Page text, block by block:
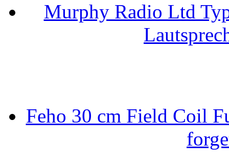
Murphy Radio Ltd
Feho 30 cm Field Coil